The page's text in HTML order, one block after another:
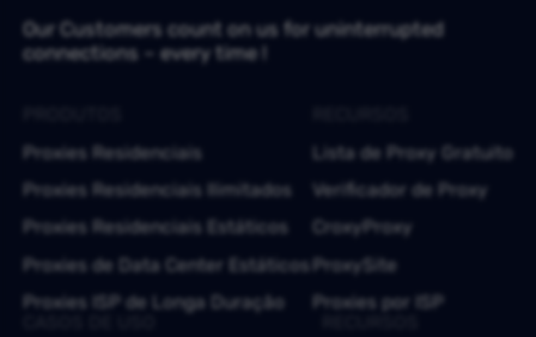
Our Customers count on us for uninterrupted
connections – every time !
Proxies Residenciais
Proxies Residenciais Ilimitados
Proxies Residenciais Estáticos
Proxies de Data Center Estáticos
Proxies ISP de Longa Duração
Lista de Proxy Gratuito
Verificador de Proxy
CroxyProxy
ProxySite
Proxies por ISP